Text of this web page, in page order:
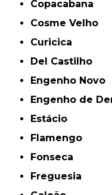
Copacabana
Cosme Velho
Curicica
Del Castilho
Engenho Novo
Engenho de
Estácio
Flamengo
Fonseca
Freguesia